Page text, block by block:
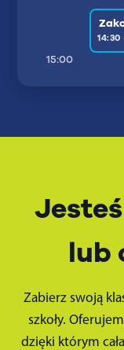
15:00
14:30
lub
Zabierz swoją
szkoły.
dzięki którym